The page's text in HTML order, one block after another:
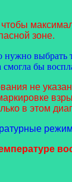
зоне.
бы
не
в этом